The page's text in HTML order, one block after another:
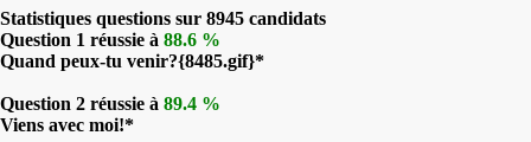
Statistiques questions sur 8945 candidats
Question 1 réussie à 88.6 %
Quand peux-tu venir?{8485.gif}*
Question 2 réussie à 89.4 %
Viens avec moi!*